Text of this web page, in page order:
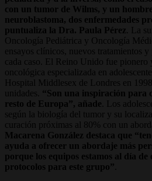
con un tumor de Wilms, y un
neuroblastoma, dos enfermedades
puntualiza la Dra. Paula Pérez . La
Oncología Pediátrica y Oncología
ensayos clínicos, nuevos tratamientos
cada caso. El Reino Unido fue pionero
oncológica especializada en
Hospital Middlesex de Londres en
unidades. “Son una inspiración para
resto de Europa”, añade . Los
según la biología del tumor y su
curación próximas al 80% con un
Macarena González destaca que
ayuda a ofrecer un abordaje más
porque los equipos estamos al día de
protocolos para este grupo”